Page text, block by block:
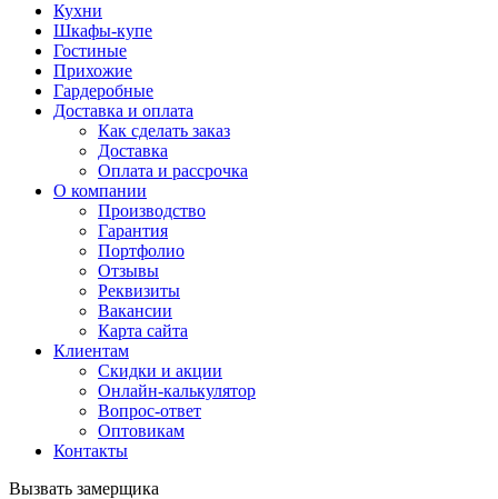
Кухни
Шкафы-купе
Гостиные
Прихожие
Гардеробные
Доставка и оплата
Как сделать заказ
Доставка
Оплата и рассрочка
О компании
Производство
Гарантия
Портфолио
Отзывы
Реквизиты
Вакансии
Карта сайта
Клиентам
Скидки и акции
Онлайн-калькулятор
Вопрос-ответ
Оптовикам
Контакты
Вызвать замерщика